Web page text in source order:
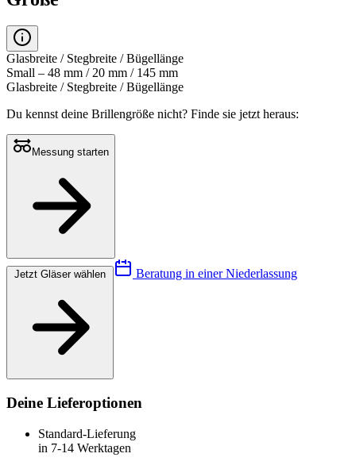
Glasbreite / Stegbreite / Bügellänge
Small – 48 mm / 20 mm / 145 mm
Glasbreite / Stegbreite / Bügellänge
Du kennst deine Brillengröße nicht? Finde sie jetzt heraus:
Messung starten
Beratung in einer Niederlassung
Deine Lieferoptionen
Standard-Lieferung
in 7-14 Werktagen